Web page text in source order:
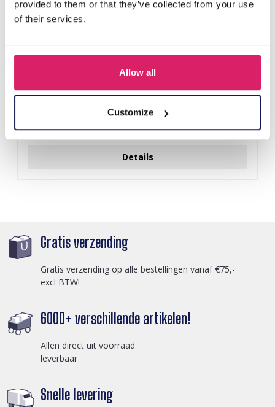
provided to them or that they’ve collected from your use
of their services.
Allow all
Customize
T-L8.1 KY615-156 Keychain Bear Christmas 11.5cm - 1pc
Login voor prijzen
Details
Gratis verzending
Gratis verzending op alle bestellingen vanaf €75,-
excl BTW!
6000+ verschillende artikelen!
Allen direct uit voorraad
leverbaar
Snelle levering